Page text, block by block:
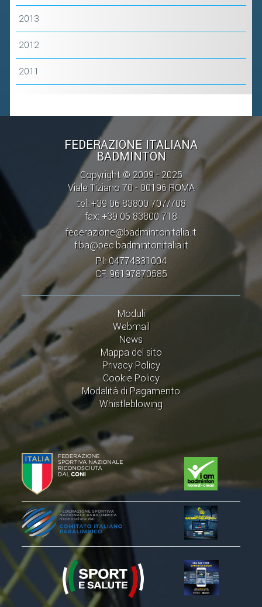
2013
2012
2011
FEDERAZIONE ITALIANA
BADMINTON
Copyright © 2009 - 2025
Viale Tiziano 70 - 00196 ROMA
tel: +39 06 83800 707/708
fax: +39 06 83800 718
federazione@badmintonitalia.it
fiba@pec.badmintonitalia.it
PI: 04774831004
CF: 96197870585
Moduli
Webmail
News
Mappa del sito
Privacy Policy
Cookie Policy
Modalità di Pagamento
Whistleblowing